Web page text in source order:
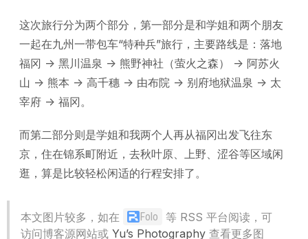
这次旅行分为两个部分，第一部分是和学姐和两个朋友
一起在九州一带包车“特种兵”旅行，主要路线是：落地
福冈 -> 黑川温泉 -> 熊野神社（萤火之森） -> 阿苏火
山 -> 熊本 -> 高千穗 -> 由布院 -> 别府地狱温泉 -> 太
宰府 -> 福冈。
而第二部分则是学姐和我两个人再从福冈出发飞往东
京，住在锦系町附近，去秋叶原、上野、涩谷等区域闲
逛，算是比较轻松闲适的行程安排了。
本文图片较多，如在 Folo
等 RSS 平台阅读，可
访问博客源网站或Yu’s Photography 查看更多图